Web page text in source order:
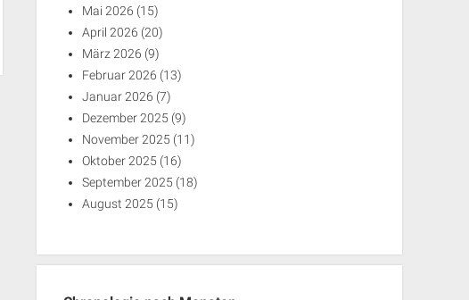
Mai 2026 (15)
April 2026 (20)
März 2026 (9)
Februar 2026 (13)
Januar 2026 (7)
Dezember 2025 (9)
November 2025 (11)
Oktober 2025 (16)
September 2025 (18)
August 2025 (15)